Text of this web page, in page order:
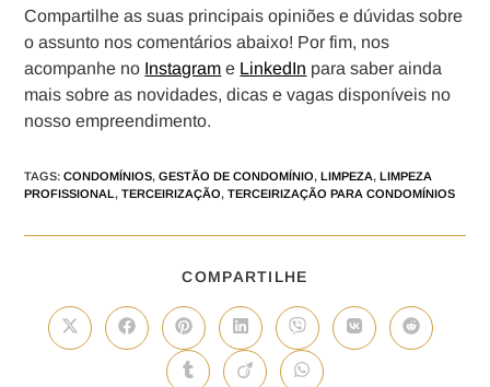
Compartilhe as suas principais opiniões e dúvidas sobre
o assunto nos comentários abaixo! Por fim, nos
acompanhe no Instagram e LinkedIn para saber ainda
mais sobre as novidades, dicas e vagas disponíveis no
nosso empreendimento.
TAGS:CONDOMÍNIOS, GESTÃO DE CONDOMÍNIO, LIMPEZA, LIMPEZA
PROFISSIONAL, TERCEIRIZAÇÃO, TERCEIRIZAÇÃO PARA CONDOMÍNIOS
COMPARTILHE